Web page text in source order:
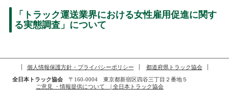
「トラック運送業界における女性雇用促進に関す
る実態調査」について
個人情報保護方針・プライバシーポリシー
都道府県トラック協会
全日本トラック協会〒160-0004 東京都新宿区四谷三丁目２番地５
ご意見 ・情報提供について | 全日本トラック協会